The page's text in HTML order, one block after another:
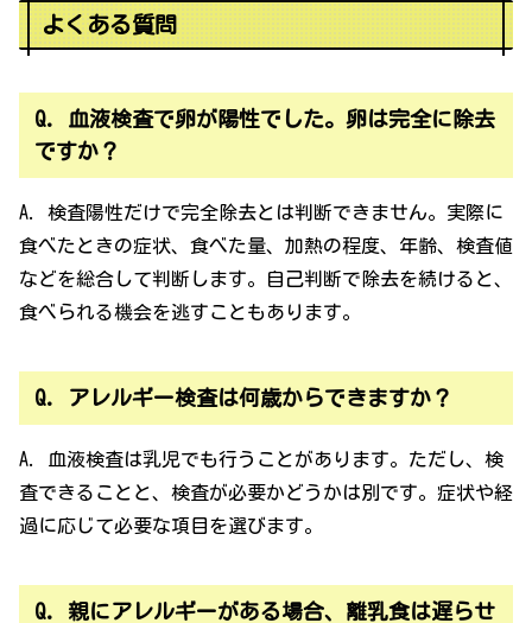
よくある質問
Q. 血液検査で卵が陽性でした。卵は完全に除去
ですか？
A. 検査陽性だけで完全除去とは判断できません。実際に
食べたときの症状、食べた量、加熱の程度、年齢、検査値
などを総合して判断します。自己判断で除去を続けると、
食べられる機会を逃すこともあります。
Q. アレルギー検査は何歳からできますか？
A. 血液検査は乳児でも行うことがあります。ただし、検
査できることと、検査が必要かどうかは別です。症状や経
過に応じて必要な項目を選びます。
Q. 親にアレルギーがある場合、離乳食は遅らせ